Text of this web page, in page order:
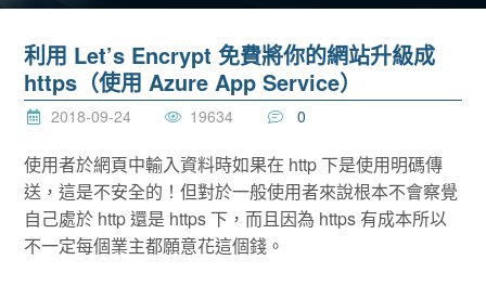
利用 Let’s Encrypt 免費將你的網站升級成
https（使用 Azure App Service）
2018-09-24 19634 0
使用者於網頁中輸入資料時如果在 http 下是使用明碼傳
送，這是不安全的！但對於一般使用者來說根本不會察覺
自己處於 http 還是 https 下，而且因為 https 有成本所以
不一定每個業主都願意花這個錢。